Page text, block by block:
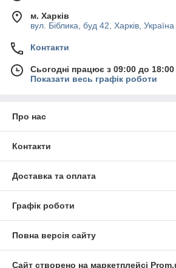
повітря з упаковки і її запаювання.
характеризуються компактністю і
нестандартних габаритів.
При виборі апарату варто врахувати
тиску вакуумного насоса, матеріал,
Доставка обладнання здійснюється
компаніями по всій території України.
м. Харків
вул. Біблика, буд 42, Харків, Україна
Контакти
Сьогодні працює з 09:00 до 18:00
Показати весь графік роботи
Про нас
Контакти
Доставка та оплата
Графік роботи
Повна версія сайту
Сайт створено на маркетплейсі